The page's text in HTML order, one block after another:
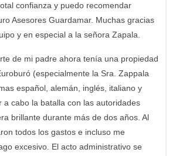
confianza y puedo recomendar
Asesores Guardamar. Muchas gracias
y en especial a la señora Zapala.
de mi padre ahora tenía una propiedad
(especialmente la Sra. Zappala
español, alemán, inglés, italiano y
a cabo la batalla con las autoridades
brillante durante más de dos años. Al
todos los gastos e incluso me
excesivo. El acto administrativo se